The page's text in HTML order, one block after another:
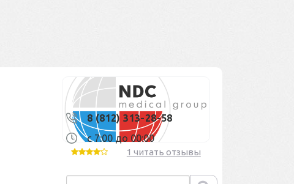
1 читать отзывы
8 (812) 313-28-58
с 7:00 до 00:00